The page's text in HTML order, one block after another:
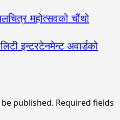
महोत्सवको चौंथो
इन्टरटेनमेन्ट अवार्डको
published. Required fields